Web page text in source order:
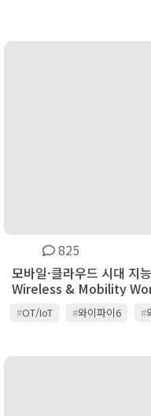
825
모바일·클라우드 시대 지
Wireless & Mobility
#OT/IoT #와이파이6 #